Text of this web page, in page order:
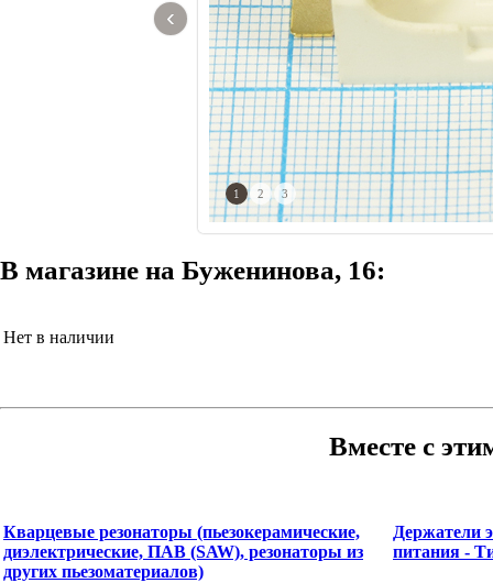
‹
1 2 3
В магазине на Буженинова, 16:
Нет в наличии
Вместе с
Кварцевые резонаторы (пьезокерамические,
диэлектрические, ПАВ (SAW), резонаторы из
других пьезоматериалов)
Держатели
питания -